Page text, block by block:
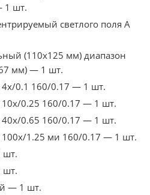
1 шт.
светлого поля А
(110х125 мм) диапазон
мм) — 1 шт.
4х/0.1 160/0.17 — 1 шт.
10х/0.25 160/0.17 — 1 шт.
40х/0.65 160/0.17 — 1 шт.
100х/1.25 ми 160/0.17 — 1 шт.
шт.
шт.
— 1 шт.